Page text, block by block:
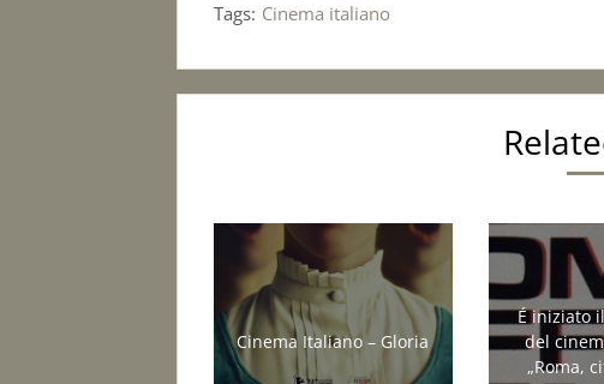
Tags: Cinema italiano
Cinema Italiano – Gloria
É iniziato
del
„Roma,